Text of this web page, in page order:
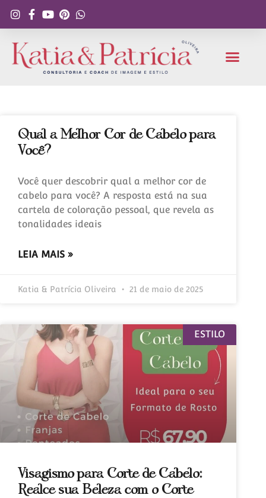
Qual a Melhor Cor de Cabelo para
Você?
Você quer descobrir qual a melhor cor de
cabelo para você? A resposta está na sua
cartela de coloração pessoal, que revela as
tonalidades ideais
LEIA MAIS »
Katia & Patrícia Oliveira 21 de maio de 2025
ESTILO
Visagismo para Corte de Cabelo:
Realce sua Beleza com o Corte